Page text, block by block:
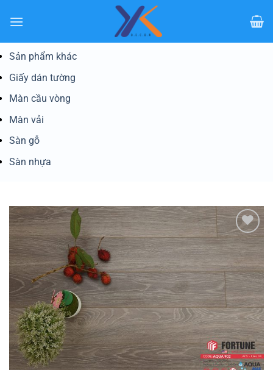
qua
dungSản phẩm khác
Giấy dán tường
Màn cầu vòng
Màn vải
Sàn gỗ
Sàn nhựa
Yêu
thích